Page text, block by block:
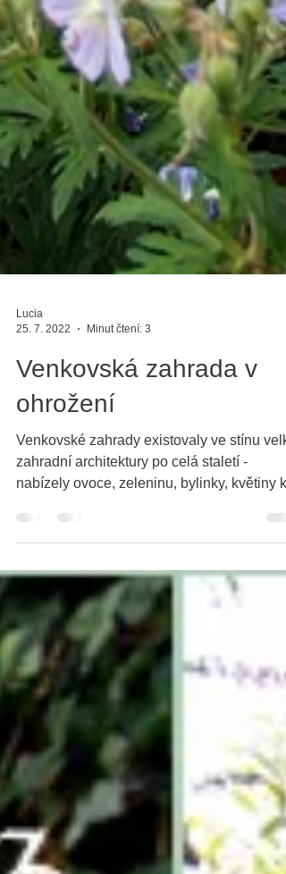
Lucia
25. 7. 2022
Minut čtení: 3
Venkovská zahrada v
ohrožení
zahradní architektury po celá staletí -
řezu....